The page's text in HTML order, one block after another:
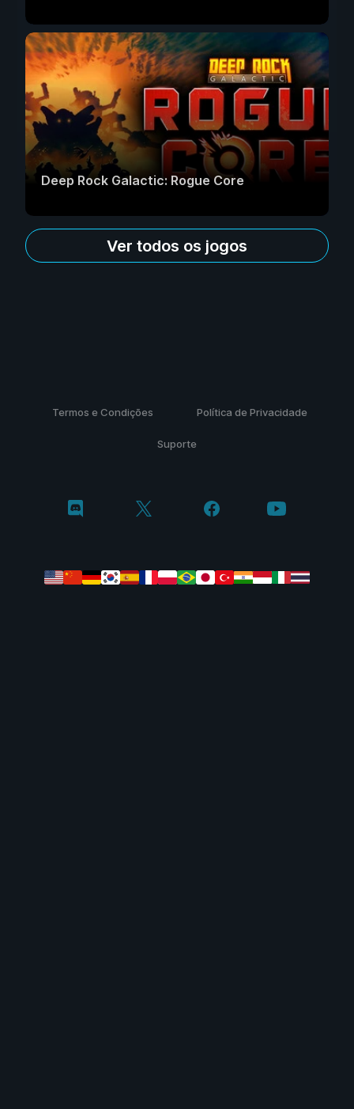
Deep Rock Galactic: Rogue Core
Ver todos os jogos
Termos e Condições Política de Privacidade
Suporte